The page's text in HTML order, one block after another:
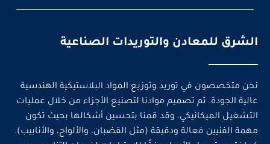
الشرق للمعادن والتوريدات الصناعية
نحن متخصصون في توريد وتوزيع المواد البلاستيكية الهندسية
عالية الجودة. تم تصميم موادنا لتصنيع الأجزاء من خلال عمليات
التشغيل الميكانيكي، وقد قمنا بتحسين أشكالها بحيث تكون
مهمة الفنيين فعالة ودقيقة (مثل القضبان، والألواح، والأنابيب).